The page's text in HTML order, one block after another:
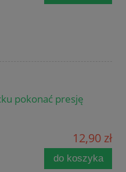
pokonać presję
12,90 zł
do koszyka